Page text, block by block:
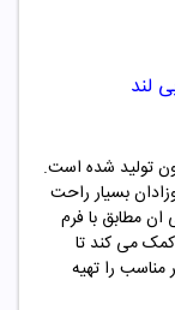
لند
تولید شده است.
بسیار راحت
مطابق با فرم
می کند تا
مناسب را تهیه